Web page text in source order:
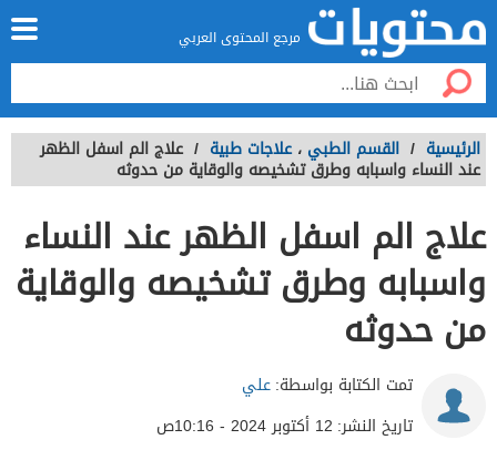
مرجع المحتوى العربي
الرئيسية / القسم الطبي ، علاجات طبية / علاج الم اسفل الظهر
عند النساء واسبابه وطرق تشخيصه والوقاية من حدوثه
علاج الم اسفل الظهر عند النساء
واسبابه وطرق تشخيصه والوقاية
من حدوثه
تمت الكتابة بواسطة:علي
تاريخ النشر: 12 أكتوبر 2024 - 10:16ص